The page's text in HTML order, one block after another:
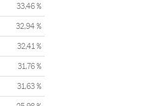
33,46 %
32,94 %
32,41 %
31,76 %
31,63 %